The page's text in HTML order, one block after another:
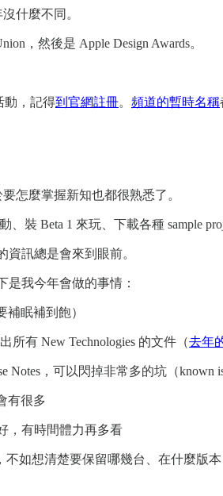
什麼不同。
，然後是 Apple Design Awards。
動，記得到官網註冊。 頻道的暫時名稱
怎麼掌握新知也都很熟悉了。
裝 Beta 1 來玩、下載各種 sample
訊總是會來到眼前。
我今年會做的事情：
補眠補到飽）
所有 New Technologies 的文件（去年
Notes，可以閃掉非常多的坑（known
有很多
，有時間體力再多看
不如想清楚要保留哪幾台、在什麼版本